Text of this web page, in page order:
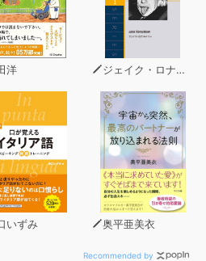
しょうか。
ことは分かっても、その宗派の
までは
い』『日本の10大新宗教』等
者による
、各派の教義や思想等の違いを
。
洋 ジェイク・ロナルドソン
いずみ 奥平亜美衣
Recommended by